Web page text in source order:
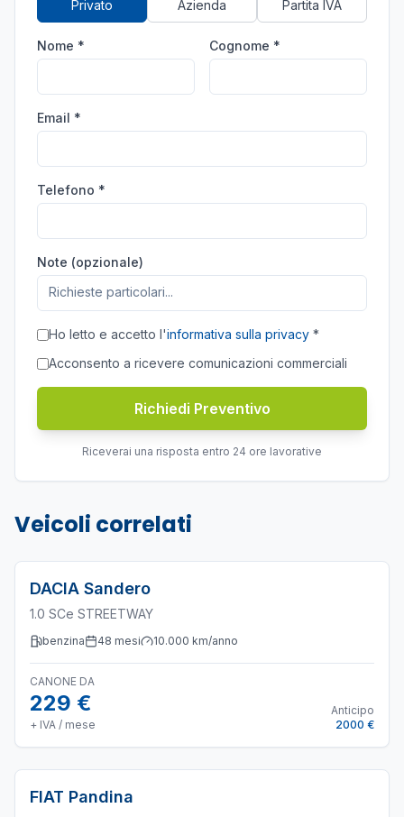
Privato Azienda Partita IVA
Nome * Cognome *
Email *
Telefono *
Note (opzionale)
Ho letto e accetto l'informativa sulla privacy *
Acconsento a ricevere comunicazioni commerciali
Richiedi Preventivo
Riceverai una risposta entro 24 ore lavorative
Veicoli correlati
DACIA Sandero
1.0 SCe STREETWAY
benzina 48 mesi 10.000 km/anno
CANONE DA
229 €
+ IVA / mese
Anticipo
2000 €
FIAT Pandina